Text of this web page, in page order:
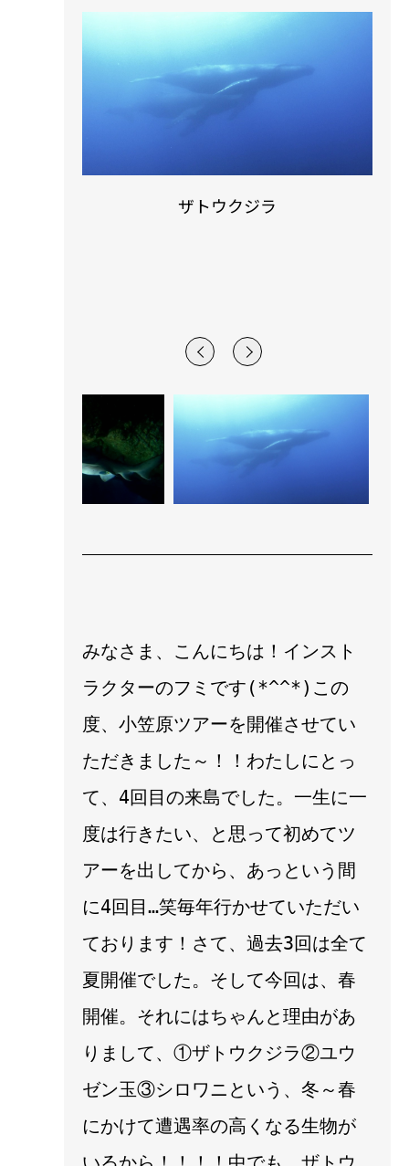
ザトウクジラ
みなさま、こんにちは！インスト
ラクターのフミです(*^^*)この
度、小笠原ツアーを開催させてい
ただきました～！！わたしにとっ
て、4回目の来島でした。一生に一
度は行きたい、と思って初めてツ
アーを出してから、あっという間
に4回目…笑毎年行かせていただい
ております！さて、過去3回は全て
夏開催でした。そして今回は、春
開催。それにはちゃんと理由があ
りまして、①ザトウクジラ②ユウ
ゼン玉③シロワニという、冬～春
にかけて遭遇率の高くなる生物が